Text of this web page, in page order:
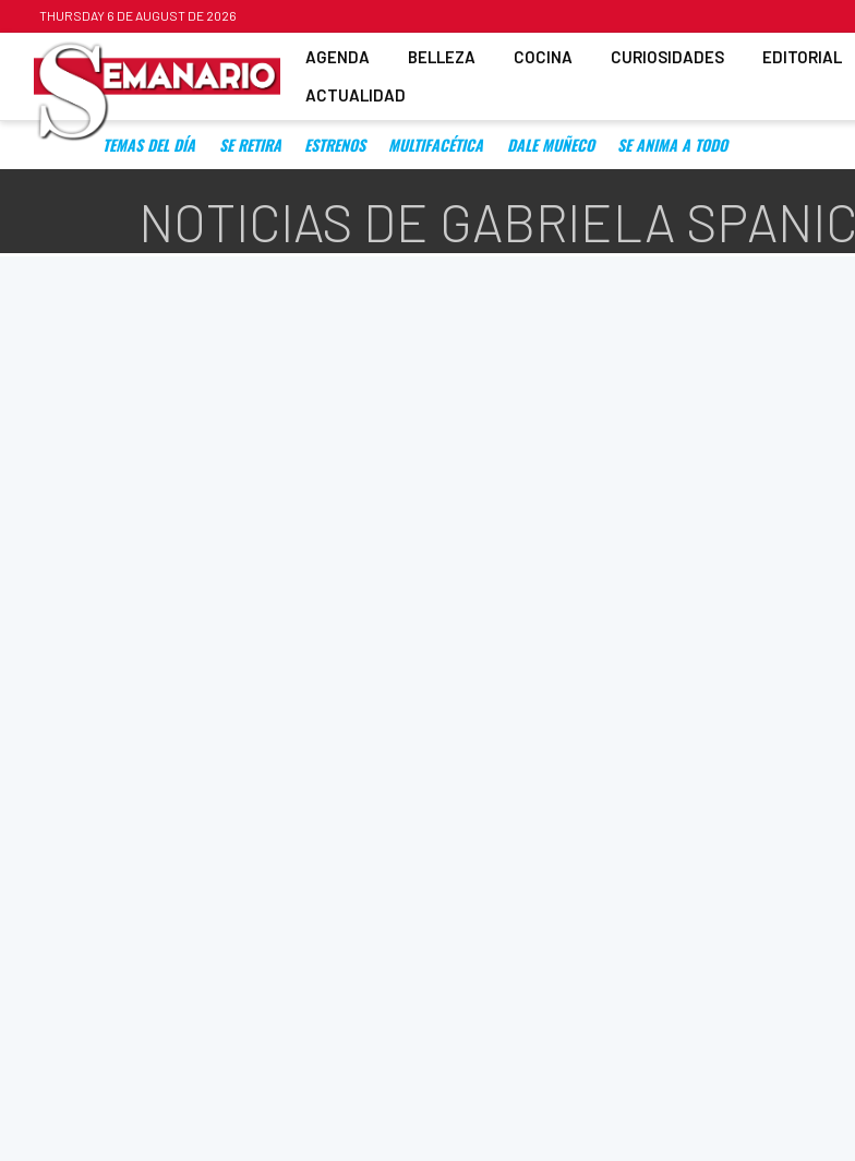
THURSDAY 6 DE AUGUST DE 2026
AGENDA BELLEZA COCINA CURIOSIDADES EDITORIAL
ACTUALIDAD
TEMAS DEL DÍA SE RETIRA ESTRENOS MULTIFACÉTICA DALE MUÑECO SE ANIMA A TODO
NOTICIAS DE GABRIELA SPANIC